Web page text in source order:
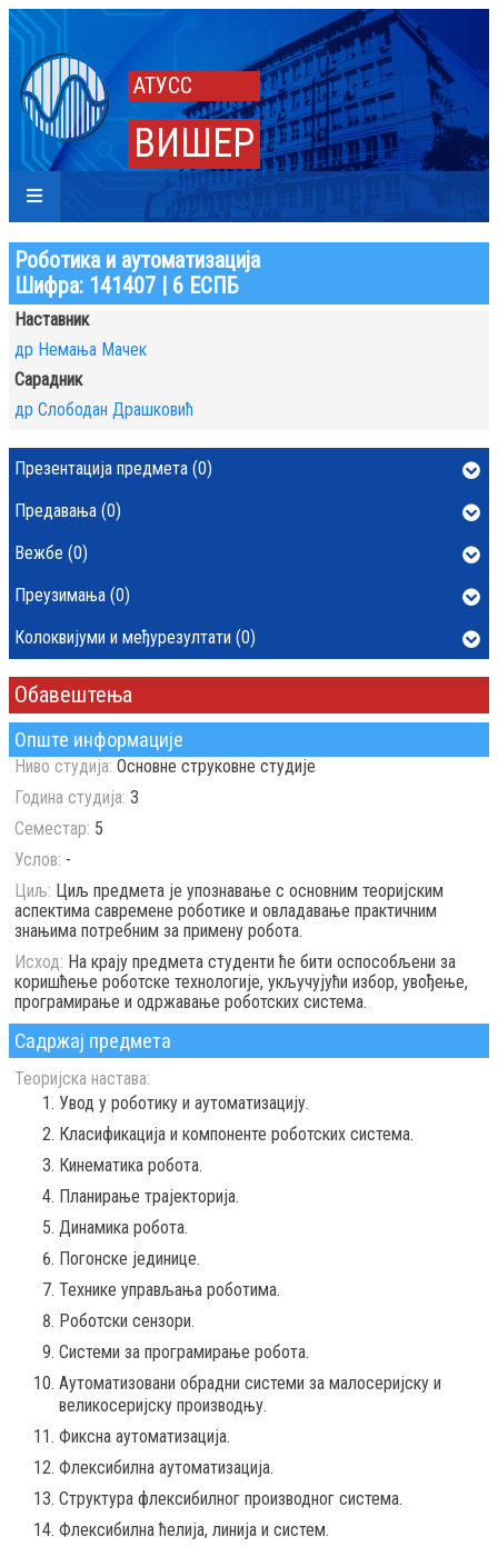
АТУСС
ВИШЕР
Роботика и аутоматизација
Шифра: 141407 | 6 ЕСПБ
Опште информације
Ниво студија: Основне струковне студије
Година студија: 3
Семестар: 5
Услов: -
Циљ: Циљ предмета је упознавање с основним теоријским
аспектима савремене роботике и овладавање практичним
знањима потребним за примену робота.
Исход: На крају предмета студенти ће бити оспособљени за
коришћење роботске технологије, укључујући избор, увођење,
програмирање и одржавање роботских система.
Садржај предмета
Теоријска настава:
Увод у роботику и аутоматизацију.
Класификација и компоненте роботских система.
Кинематика робота.
Планирање трајекторија.
Динамика робота.
Погонске јединице.
Технике управљања роботима.
Роботски сензори.
Системи за програмирање робота.
Аутоматизовани обрадни системи за малосеријску и
великосеријску производњу.
Фиксна аутоматизација.
Флексибилна аутоматизација.
Структура флексибилног производног система.
Флексибилна ћелија, линија и систем.
Наставник
др Немања Мачек
Сарадник
др Слободан Драшковић
Презентација предмета (0)
Предавања (0)
Вежбе (0)
Преузимања (0)
Колоквијуми и међурезултати (0)
Обавештења